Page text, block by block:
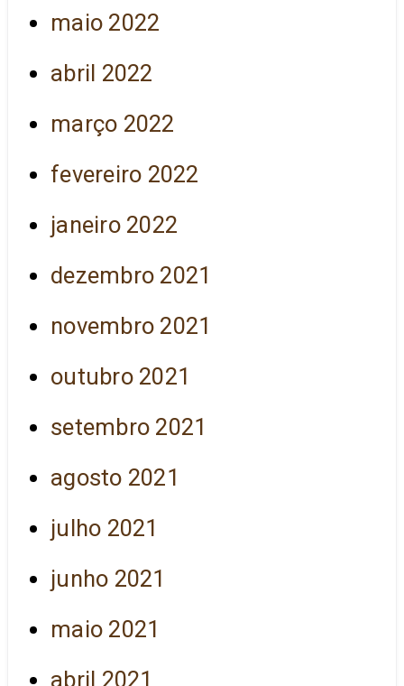
maio 2022
abril 2022
março 2022
fevereiro 2022
janeiro 2022
dezembro 2021
novembro 2021
outubro 2021
setembro 2021
agosto 2021
julho 2021
junho 2021
maio 2021
abril 2021